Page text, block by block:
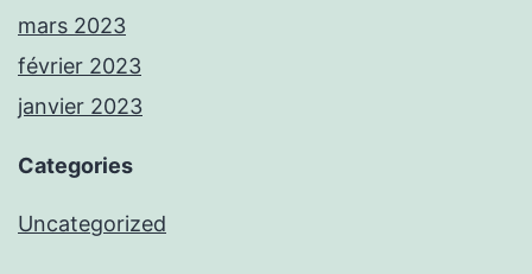
mars 2023
février 2023
janvier 2023
Categories
Uncategorized